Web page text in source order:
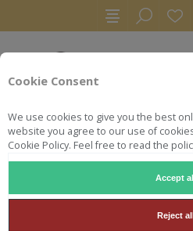
Cookie Consent
We use cookies to give you the best
website you agree to our use of
Cookie Policy. Feel free to read the
Accept
Reject